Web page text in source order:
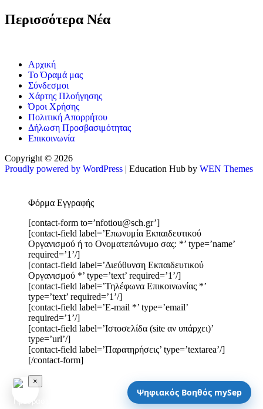
Περισσότερα Νέα
Αρχική
Το Όραμά μας
Σύνδεσμοι
Χάρτης Πλοήγησης
Όροι Χρήσης
Πολιτική Απορρήτου
Δήλωση Προσβασιμότητας
Επικοινωνία
Copyright © 2026
Proudly powered by WordPress | Education Hub by WEN Themes
Φόρμα Εγγραφής
[contact-form to=’nfotiou@sch.gr’]
[contact-field label=’Επωνυμία Εκπαιδευτικού
Οργανισμού ή το Ονοματεπώνυμο σας: *’ type=’name’
required=’1’/]
[contact-field label=’Διεύθυνση Εκπαιδευτικού
Οργανισμού *’ type=’text’ required=’1’/]
[contact-field label=’Τηλέφωνα Επικοινωνίας *’
type=’text’ required=’1’/]
[contact-field label=’E-mail *’ type=’email’
required=’1’/]
[contact-field label=’Ιστοσελίδα (site αν υπάρχει)’
type=’url’/]
[contact-field label=’Παρατηρήσεις’ type=’textarea’/]
[/contact-form]
×
Ψηφιακός Βοηθός mySep